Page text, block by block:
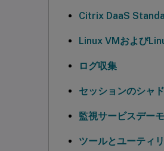
Citrix DaaS
Linux VMおよび
ログ収集
セッションのシャ
監視サービスデー
ツールとユーティ